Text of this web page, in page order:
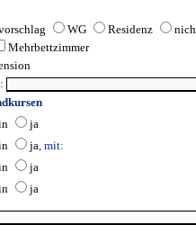
WG Residenz
Mehrbettzimmer
:
ja
ja, mit:
ja
ja